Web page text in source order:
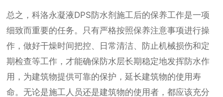
总之，科洛永凝液DPS防水剂施工后的保养工作是一项
细致而重要的任务。只有严格按照保养注意事项进行操
作，做好干燥时间把控、日常清洁、防止机械损伤和定
期检查等工作，才能确保防水层长期稳定地发挥防水作
用，为建筑物提供可靠的保护，延长建筑物的使用寿
命。无论是施工人员还是建筑物的使用者，都应该充分